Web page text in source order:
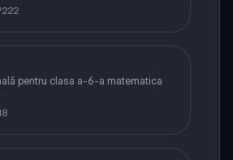
222
pentru clasa a-6-a matematica